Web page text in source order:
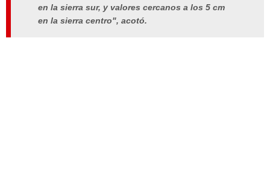
en la sierra sur, y valores cercanos a los 5 cm
en la sierra centro", acotó.